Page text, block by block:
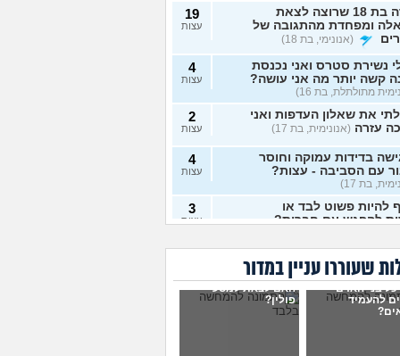
נערה בת 18 שרוצה לצאת
ומפחדת מהתגובה של
(אנונימי, בת 18)
19
עצות
נשירת סטרס ואני נכנסת
קשה יותר מה אני עושה?
מתולתלת, בת 16)
4
עצות
את שאלון העדפות ואני
עזרה (אנונימית, בת 17)
2
עצות
בדידות עמוקה וחוסר
עם הסביבה - עצות?
בת 17)
4
עצות
להיות פשוט לבד או
להפגש עם חברות?
3
עצות
לומר להורים שאני רוצה
חילוני?
(אהרן, בן 17)
שעוררו עניין במדור
בני האדם
להעמיד
האם לצאת למסע
פולין?